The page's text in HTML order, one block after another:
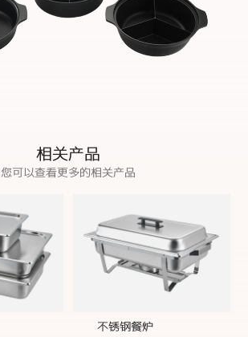
相关产品
您可以查看更多的相关产品
不锈钢餐炉